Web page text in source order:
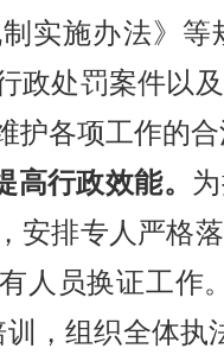
制实施办法》
政处罚案件以
护各项工作的
高行政效能。
安排专人严格
人员换证工作
， 组织全体执